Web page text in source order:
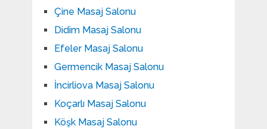
Çine Masaj Salonu
Didim Masaj Salonu
Efeler Masaj Salonu
Germencik Masaj Salonu
İncirliova Masaj Salonu
Koçarlı Masaj Salonu
Köşk Masaj Salonu